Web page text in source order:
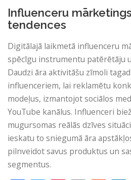
Influenceru
tendences
Digitālajā laikmetā influenceru
spēcīgu instrumentu patērētāju
Daudzi āra aktivitāšu zīmoli
influenceriem, lai reklamētu
modeļus, izmantojot sociālos
YouTube kanālus. Influenceri
mugursomas reālās dzīves
ieskatu to sniegumā āra
pilnveidot savus produktus un
segmentus.